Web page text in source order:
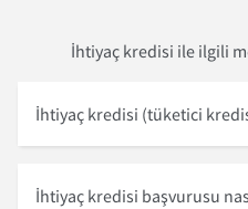
İhtiyaç kredisi ile ilgili
İhtiyaç kredisi (tüketici
İhtiyaç kredisi başvurusu